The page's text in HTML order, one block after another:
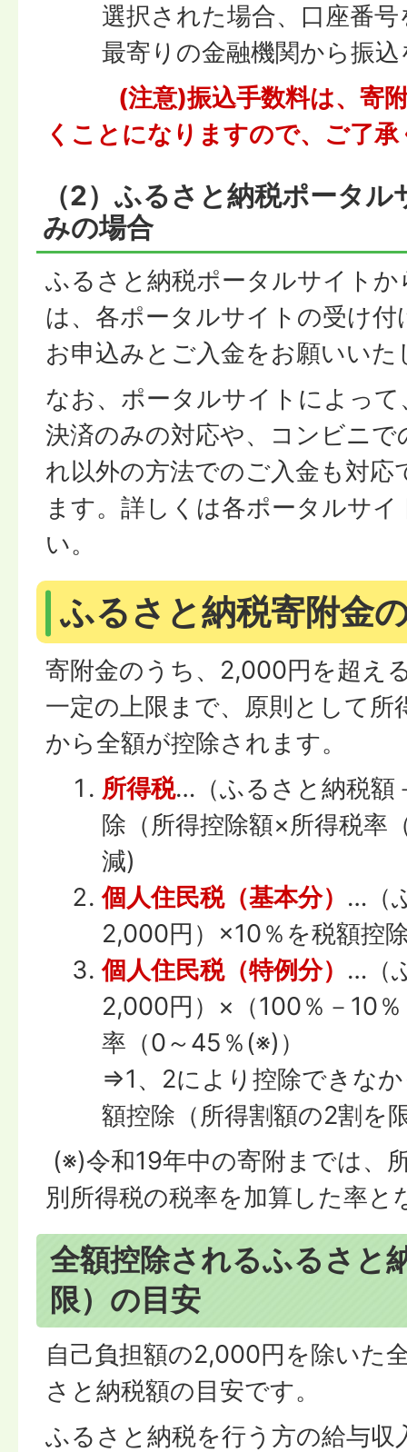
選択された場合、口座番
最寄りの金融機関から振
(注意)振込手数料は、寄
くことになりますので、ご了
（2）ふるさと納税ポータ
みの場合
ふるさと納税ポータルサイト
は、各ポータルサイトの受け
お申込みとご入金をお願いいた
なお、ポータルサイトによっ
決済のみの対応や、コンビニ
れ以外の方法でのご入金も対
ます。詳しくは各ポータルサ
い。
ふるさと納税寄附金
寄附金のうち、2,000円を超え
一定の上限まで、原則として所
から全額が控除されます。
所得税…（ふるさと納税額
除（所得控除額×所得税率
減)
個人住民税（基本分） …（
2,000円）×10％を税額控
個人住民税（特例分） …（
2,000円）×（100％－10
率（0～45％(※)）
⇒1、2により控除できな
額控除（所得割額の2割を
(※)令和19年中の寄附までは、
別所得税の税率を加算した率と
全額控除されるふるさと
限）の目安
自己負担額の2,000円を除いた
さと納税額の目安です。
ふるさと納税を行う方の給与収